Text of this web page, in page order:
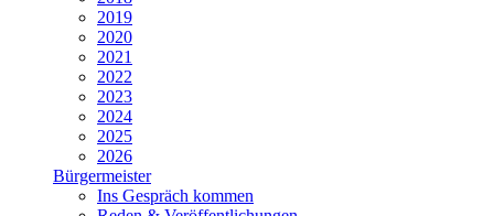
2019
2020
2021
2022
2023
2024
2025
2026
Bürgermeister
Ins Gespräch kommen